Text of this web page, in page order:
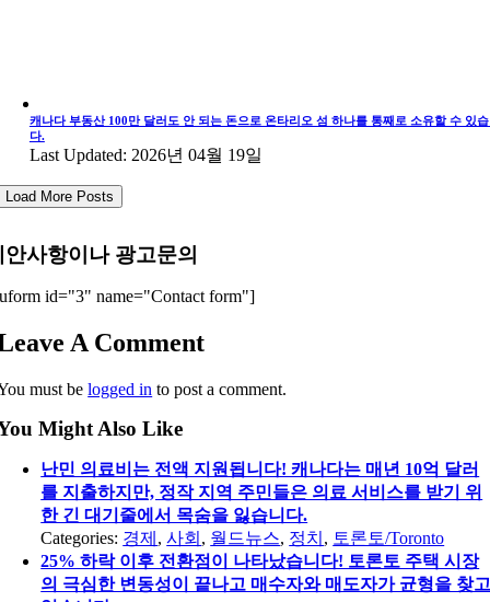
캐나다 부동산 100만 달러도 안 되는 돈으로 온타리오 섬 하나를 통째로 소유할 수 있
다.
Last Updated: 2026년 04월 19일
Load More Posts
안사항이나 광고문의
id="3" name="Contact form"]
A Comment
must belogged in to post a comment.
Might Also Like
난민 의료비는 전액 지원됩니다! 캐나다는 매년 10억 달러
를 지출하지만, 정작 지역 주민들은 의료 서비스를 받기 위
한 긴 대기줄에서 목숨을 잃습니다.
Categories: 경제 ,사회 , 월드뉴스, 정치 , 토론토/Toronto
25% 하락 이후 전환점이 나타났습니다! 토론토 주택 시장
의 극심한 변동성이 끝나고 매수자와 매도자가 균형을 찾